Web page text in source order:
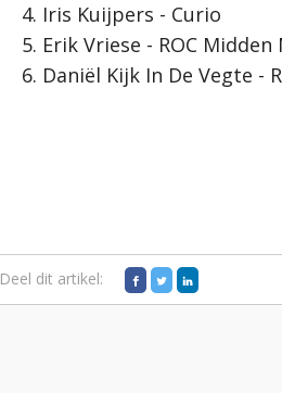
Iris Kuijpers - Curio
Erik Vriese - ROC
Daniël Kijk In De Vegte -
Deel dit artikel: